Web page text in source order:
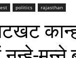
politics rajasthan